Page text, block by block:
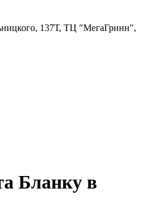
137Т, ТЦ "МегаГринн",
Бланку в